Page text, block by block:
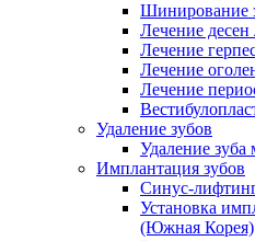
Шинирование
Лечение десен
Лечение
Лечение
Лечение
Удаление зубов
Удаление зуба
Имплантация зубов
Синус-
Установка
(Южная Корея)